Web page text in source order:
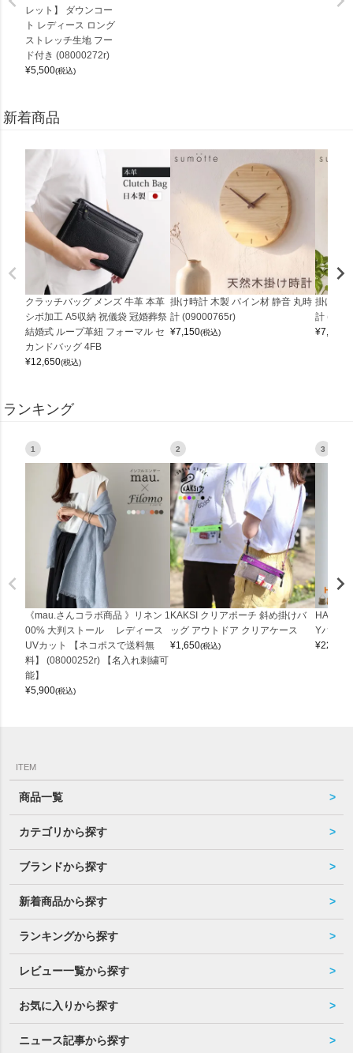
レット】 ダウンコー
ト レディース ロング
ストレッチ生地 フー
ド付き (08000272r)
¥5,500(税込)
新着商品
クラッチバッグ メンズ 牛革 本革
シボ加工 A5収納 祝儀袋 冠婚葬祭
結婚式 ループ革紐 フォーマル セ
カンドバッグ 4FB
¥12,650(税込)
掛け時計 木製 パイン材 静音 丸時
計 (09000765r)
¥7,150(税込)
掛け時
計
¥7,150
ランキング
1
《mau.さんコラボ商品 》リネン 1
00% 大判ストール レディース
UVカット 【ネコポスで送料無
料】 (08000252r) 【名入れ刺繍可
能】
¥5,900(税込)
2
KAKSI クリアポーチ 斜め掛けバ
ッグ アウトドア クリアケース
¥1,650(税込)
3
Yバッグ
¥22,000
ITEM
商品一覧
カテゴリから探す
ブランドから探す
新着商品から探す
ランキングから探す
レビュー一覧から探す
お気に入りから探す
ニュース記事から探す